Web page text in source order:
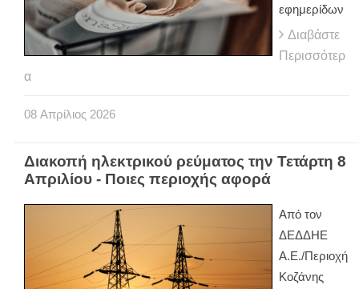
εφημερίδων
Διαβάστε
Περισσότερ
α
08 Απρίλιος 2026
Διακοπή ηλεκτρικού ρεύματος την Τετάρτη 8
Απριλίου - Ποιες περιοχής αφορά
Από τον
ΔΕΔΔΗΕ
Α.Ε./Περιοχή
Κοζάνης